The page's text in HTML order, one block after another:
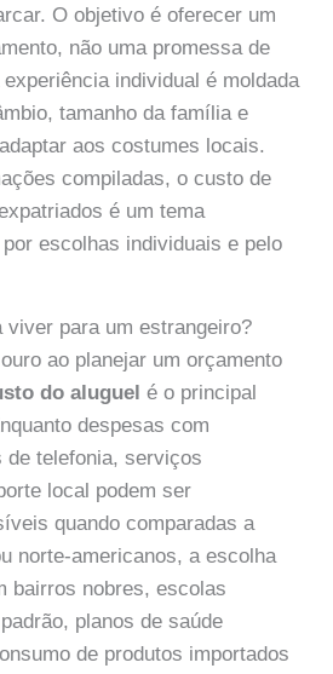
O objetivo é oferecer um
não uma promessa de
individual é moldada
tamanho da família e
aos costumes locais.
compiladas, o custo de
é um tema
escolhas individuais e pelo
viver para um estrangeiro?
ao planejar um orçamento
do aluguel é o principal
despesas com
de telefonia, serviços
local podem ser
quando comparadas a
norte-americanos, a escolha
bairros nobres, escolas
planos de saúde
de produtos importados